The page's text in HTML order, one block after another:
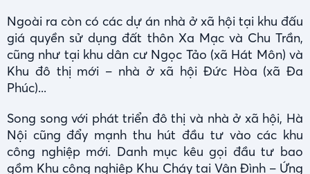
Ngoài ra còn có các dự án nhà ở xã hội tại khu đấu
giá quyền sử dụng đất thôn Xa Mạc và Chu Trần,
cũng như tại khu dân cư Ngọc Tảo (xã Hát Môn) và
Khu đô thị mới – nhà ở xã hội Đức Hòa (xã Đa
Phúc)...
Song song với phát triển đô thị và nhà ở xã hội, Hà
Nội cũng đẩy mạnh thu hút đầu tư vào các khu
công nghiệp mới. Danh mục kêu gọi đầu tư bao
gồm Khu công nghiệp Khu Cháy tại Vân Đình – Ứng